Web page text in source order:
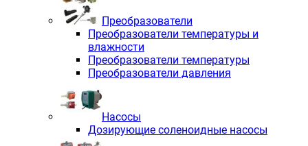
Преобразователи
Преобразователи температуры и
влажности
Преобразователи температуры
Преобразователи давления
Насосы
Дозирующие соленоидные насосы